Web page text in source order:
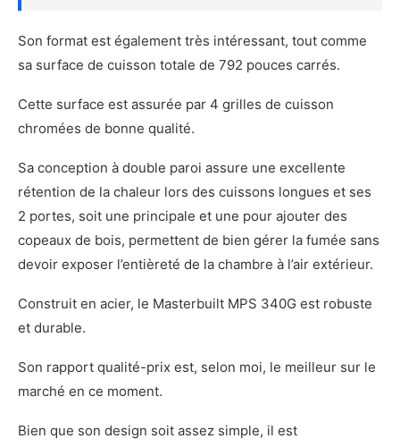
Son format est également très intéressant, tout comme
sa surface de cuisson totale de 792 pouces carrés.
Cette surface est assurée par 4 grilles de cuisson
chromées de bonne qualité.
Sa conception à double paroi assure une excellente
rétention de la chaleur lors des cuissons longues et ses
2 portes, soit une principale et une pour ajouter des
copeaux de bois, permettent de bien gérer la fumée sans
devoir exposer l’entièreté de la chambre à l’air extérieur.
Construit en acier, le Masterbuilt MPS 340G est robuste
et durable.
Son rapport qualité-prix est, selon moi, le meilleur sur le
marché en ce moment.
Bien que son design soit assez simple, il est